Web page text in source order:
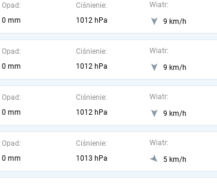
Opad:
0 mm
Ciśnienie:
1012 hPa
Wiatr:
9 km/h
Opad:
0 mm
Ciśnienie:
1012 hPa
Wiatr:
9 km/h
Opad:
0 mm
Ciśnienie:
1012 hPa
Wiatr:
9 km/h
Opad:
0 mm
Ciśnienie:
1013 hPa
Wiatr:
5 km/h